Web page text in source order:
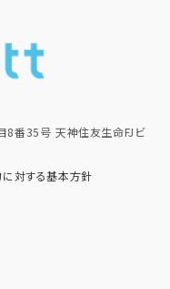
8番35号 天神住友生命FJビ
対する基本方針​